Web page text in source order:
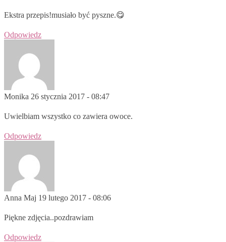
Ekstra przepis!musiało być pyszne.😋
Odpowiedz
Monika 26 stycznia 2017 - 08:47
Uwielbiam wszystko co zawiera owoce.
Odpowiedz
Anna Maj 19 lutego 2017 - 08:06
Piękne zdjęcia..pozdrawiam
Odpowiedz